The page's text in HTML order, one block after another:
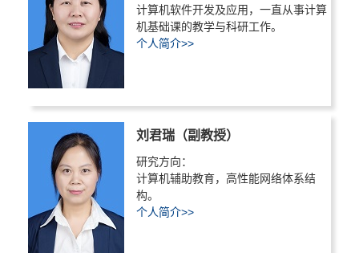
计算机软件开发及应用，一直从事计算
机基础课的教学与科研工作。
个人简介>>
刘君瑞（副教授）
研究方向：
计算机辅助教育，高性能网络体系结
构。
个人简介>>